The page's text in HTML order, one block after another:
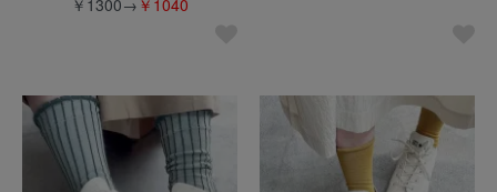
￥1300→ ￥1040